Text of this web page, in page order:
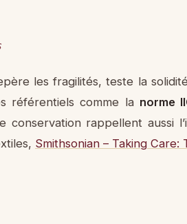
les fragilités, teste la
référentiels comme la norme
conservation rappellent aussi
Smithsonian – Taking Care: